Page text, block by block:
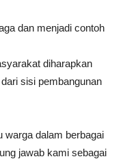
dan menjadi contoh
diharapkan
sisi pembangunan
warga dalam berbagai
jawab kami sebagai